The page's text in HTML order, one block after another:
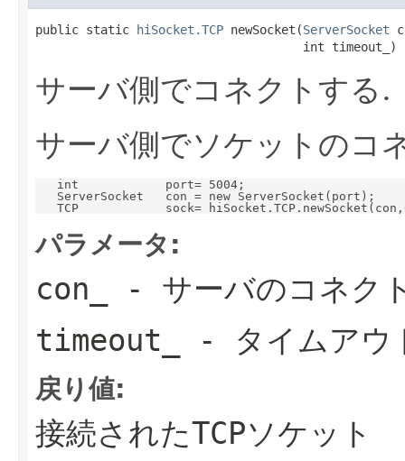
public static hiSocket.TCP newSocket(ServerSocket
                                     int timeout_)
サーバ側でコネクトする.
サーバ側でソケットのコ
   int            port= 5004;
   ServerSocket   con = new ServerSocket(port);
パラメータ:
con_
- サーバのコネク
timeout_
- タイムアウ
戻り値:
接続されたTCPソケット